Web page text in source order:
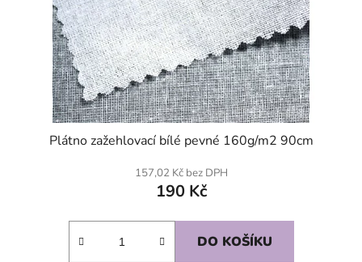
Plátno zažehlovací bílé pevné 160g/m2 90cm
157,02 Kč bez DPH
190 Kč
DO KOŠÍKU